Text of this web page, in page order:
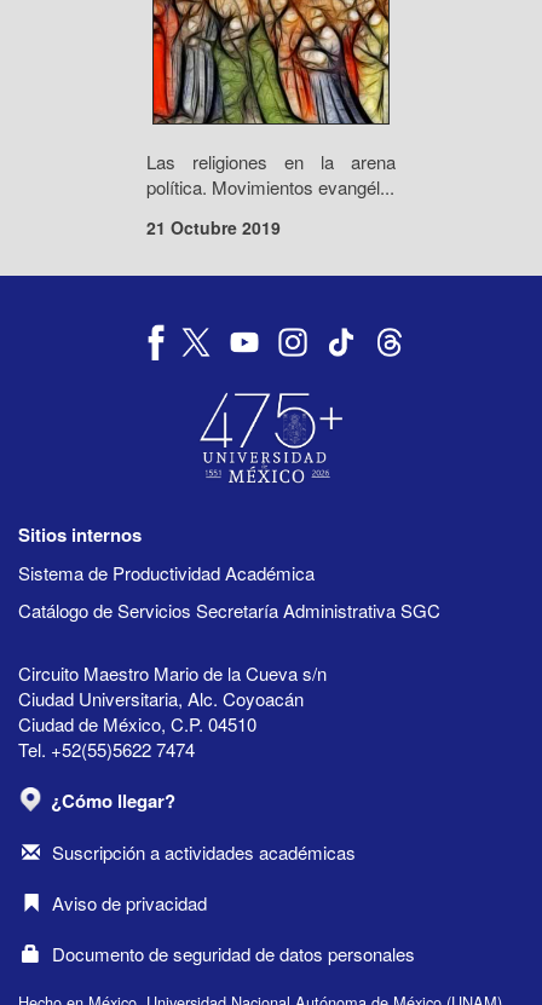
Las religiones en la arena
política. Movimientos evangél...
21 Octubre 2019
Sitios internos
Sistema de Productividad Académica
Catálogo de Servicios Secretaría Administrativa SGC
Circuito Maestro Mario de la Cueva s/n
Ciudad Universitaria, Alc. Coyoacán
Ciudad de México, C.P. 04510
Tel. +52(55)5622 7474
¿Cómo llegar?
Suscripción a actividades académicas
Aviso de privacidad
Documento de seguridad de datos personales